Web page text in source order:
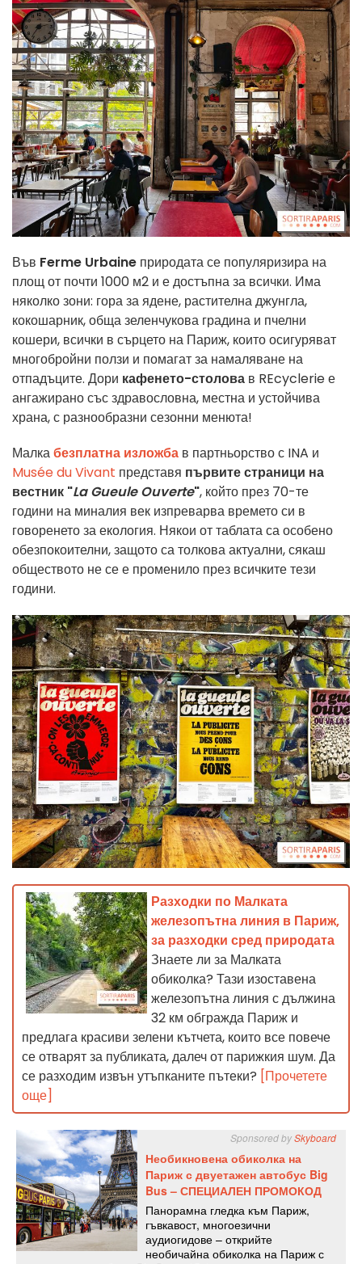
Във Ferme Urbaine природата се популяризира на
площ от почти 1000 м2 и е достъпна за всички. Има
няколко зони: гора за ядене, растителна джунгла,
кокошарник, обща зеленчукова градина и пчелни
кошери, всички в сърцето на Париж, които осигуряват
многобройни ползи и помагат за намаляване на
отпадъците. Дори кафенето-столова в REcyclerie е
ангажирано със здравословна, местна и устойчива
храна, с разнообразни сезонни менюта!
Малкабезплатна изложба в партньорство с INA и
Musée du Vivant представя първите страници на
вестник "La Gueule Ouverte", който през 70-те
години на миналия век изпреварва времето си в
говоренето за екология. Някои от таблата са особено
обезпокоителни, защото са толкова актуални, сякаш
обществото не се е променило през всичките тези
години.
Разходки по Малката
железопътна линия в Париж,
за разходки сред природата
Знаете ли за Малката
обиколка? Тази изоставена
железопътна линия с дължина
32 км обгражда Париж и
предлага красиви зелени кътчета, които все повече
се отварят за публиката, далеч от парижкия шум. Да
се разходим извън утъпканите пътеки? [Прочетете
още]